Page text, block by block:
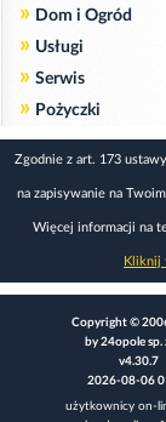
» Dom i Ogród
» Usługi
» Serwis
» Pożyczki
Zgodnie z art. 173
na zapisywanie na
Więcej informacji na
Kliknij
Copyright ©
by 24opole sp.
v4.30.7
2026-08-06
użytkownicy on-